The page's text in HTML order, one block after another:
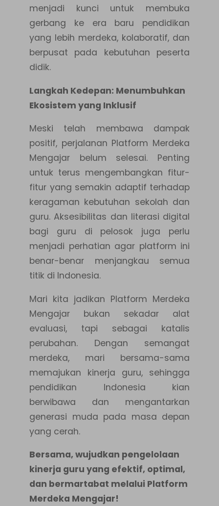
menjadi kunci untuk membuka
gerbang ke era baru pendidikan
yang lebih merdeka, kolaboratif, dan
berpusat pada kebutuhan peserta
didik.
Langkah Kedepan: Menumbuhkan
Ekosistem yang Inklusif
Meski telah membawa dampak
positif, perjalanan Platform Merdeka
Mengajar belum selesai. Penting
untuk terus mengembangkan fitur-
fitur yang semakin adaptif terhadap
keragaman kebutuhan sekolah dan
guru. Aksesibilitas dan literasi digital
bagi guru di pelosok juga perlu
menjadi perhatian agar platform ini
benar-benar menjangkau semua
titik di Indonesia.
Mari kita jadikan Platform Merdeka
Mengajar bukan sekadar alat
evaluasi, tapi sebagai katalis
perubahan. Dengan semangat
merdeka, mari bersama-sama
memajukan kinerja guru, sehingga
pendidikan Indonesia kian
berwibawa dan mengantarkan
generasi muda pada masa depan
yang cerah.
Bersama, wujudkan pengelolaan
kinerja guru yang efektif, optimal,
dan bermartabat melalui Platform
Merdeka Mengajar!